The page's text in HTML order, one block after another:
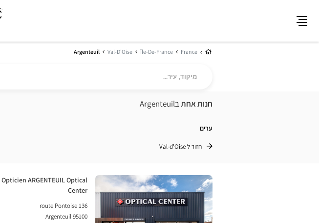
בית France
Île-De-France
Val-D'Oise
Argenteuil
חנות אחתבArgenteuil
ערים
חזור ל Val-d'Oise
לחץ
ENTER
למידע
נוסף
חנות:
Opticien ARGENTEUIL Optical
Center
136 route Pontoise
95100 Argenteuil